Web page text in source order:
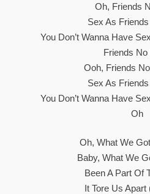
Oh, Friends
Sex As
You Don’t Wanna Have
Friends No
Ooh, Friends
Sex As
You Don’t Wanna Have
Oh
Oh, What We
Baby, What We
Been A Part Of
It Tore Us Apart